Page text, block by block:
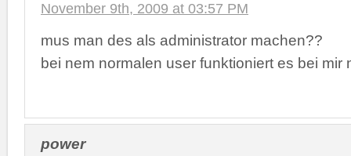
November 9th, 2009 at 03:57 PM
mus man des als administrator machen??
bei nem normalen user funktioniert es bei mir
power